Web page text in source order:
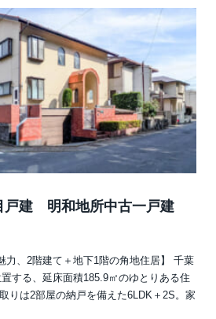
戸建 明和地所中古一戸建
力、2階建て＋地下1階の角地住居】 千葉
する、延床面積185.9㎡のゆとりある住
りは2部屋の納戸を備えた6LDK＋2S。家